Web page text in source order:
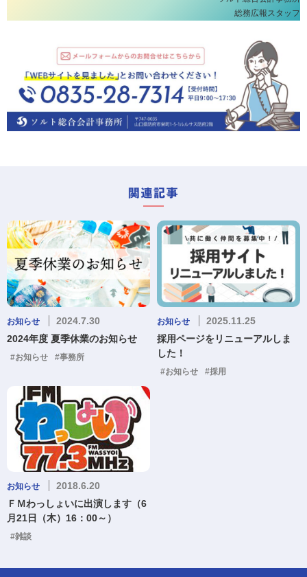
総務広報スタッフ
お知らせ
2024.7.30
2024年度 夏季休業のお知らせ
#お知らせ #事務所
お知らせ
2025.11.25
採用ページをリニューアルしま
した！
#お知らせ #採用
お知らせ
2018.6.20
ＦＭわっしょいに出演します（6
月21日（木）16：00～）
#雑談